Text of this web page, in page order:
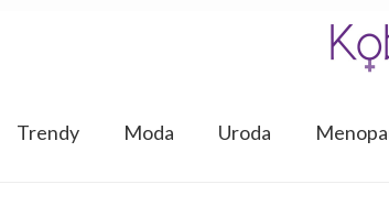
Trendy Moda Uroda